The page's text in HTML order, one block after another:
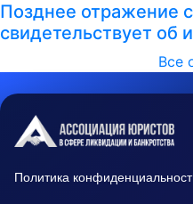
Позднее отражение
свидетельствует об
Все
Политика